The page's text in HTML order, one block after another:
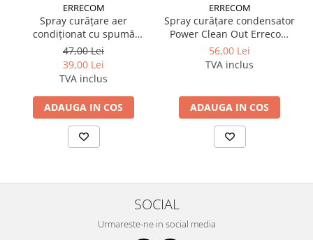
ERRECOM
Spray curățare aer
condiționat cu spumă
Evaporator Cleaner Foam
400 ml Errecom
47,00 Lei
39,00 Lei
TVA inclus
ADAUGA IN COS
ERRECOM
Spray curățare condensator
Power Clean Out Errecom
750 ml
56,00 Lei
TVA inclus
ADAUGA IN COS
SOCIAL
Urmareste-ne in social media